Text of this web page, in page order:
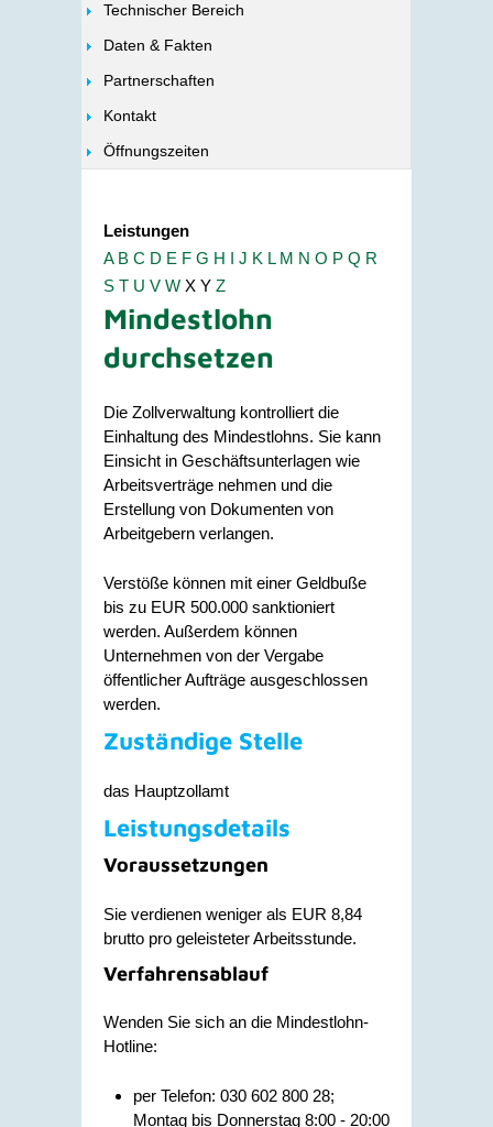
Technischer Bereich
Daten & Fakten
Partnerschaften
Kontakt
Öffnungszeiten
Leistungen
A B C D E F G H I J K L M N O P Q R
S T U V W X Y Z
Mindestlohn
durchsetzen
Die Zollverwaltung kontrolliert die
Einhaltung des Mindestlohns. Sie kann
Einsicht in Geschäftsunterlagen wie
Arbeitsverträge nehmen und die
Erstellung von Dokumenten von
Arbeitgebern verlangen.
Verstöße können mit einer Geldbuße
bis zu EUR 500.000 sanktioniert
werden. Außerdem können
Unternehmen von der Vergabe
öffentlicher Aufträge ausgeschlossen
werden.
Zuständige Stelle
das Hauptzollamt
Leistungsdetails
Voraussetzungen
Sie verdienen weniger als EUR 8,84
brutto pro geleisteter Arbeitsstunde.
Verfahrensablauf
Wenden Sie sich an die Mindestlohn-
Hotline:
per Telefon: 030 602 800 28;
Montag bis Donnerstag 8:00 - 20:00